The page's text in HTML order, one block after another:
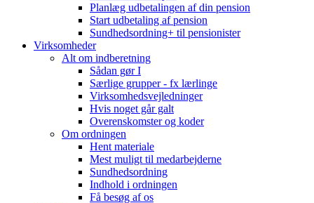
Planlæg udbetalingen af din pension
Start udbetaling af pension
Sundhedsordning+ til pensionister
Virksomheder
Alt om indberetning
Sådan gør I
Særlige grupper - fx lærlinge
Virksomhedsvejledninger
Hvis noget går galt
Overenskomster og koder
Om ordningen
Hent materiale
Mest muligt til medarbejderne
Sundhedsordning
Indhold i ordningen
Få besøg af os